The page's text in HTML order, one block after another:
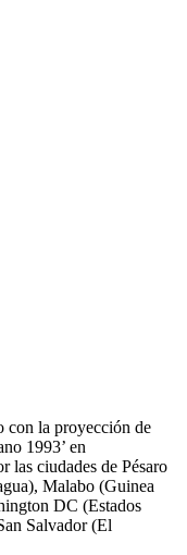
con la proyección de
1993’ en
las ciudades de Pésaro
Malabo (Guinea
DC (Estados
Salvador (El